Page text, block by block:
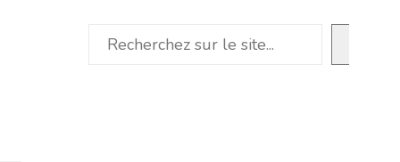
Rechercher